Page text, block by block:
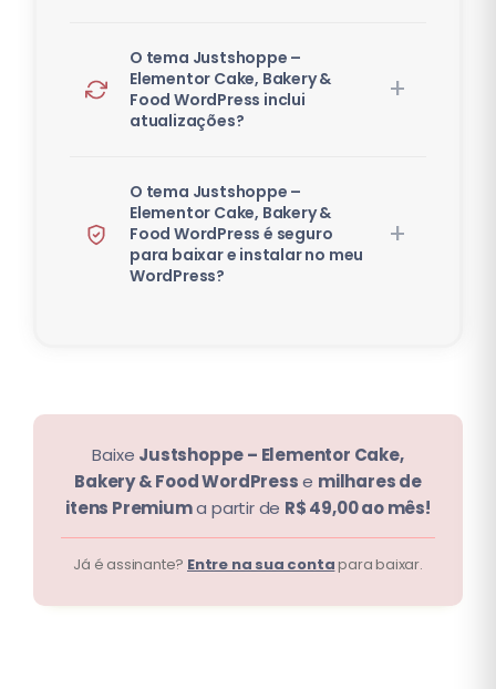
O tema Justshoppe –
Elementor Cake, Bakery &
Food WordPress inclui
atualizações?
O tema Justshoppe –
Elementor Cake, Bakery &
Food WordPress é seguro
para baixar e instalar no meu
WordPress?
Baixe Justshoppe – Elementor Cake,
Bakery & Food WordPresse milhares de
itens Premiuma partir de R$ 49,00 ao mês!
Já é assinante? Entre na sua contapara baixar.